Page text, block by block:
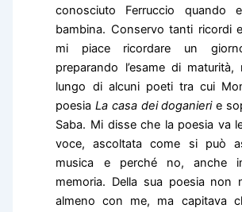
conosciuto Ferruccio quando
bambina. Conservo tanti ricordi
mi piace ricordare un
preparando l’esame di
lungo di alcuni poeti tra cui
poesiaLa casa dei doganierie
Saba. Mi disse che la poesia va
voce, ascoltata come si può
musica e perché no, anche
memoria. Della sua poesia non
almeno con me, ma capitava